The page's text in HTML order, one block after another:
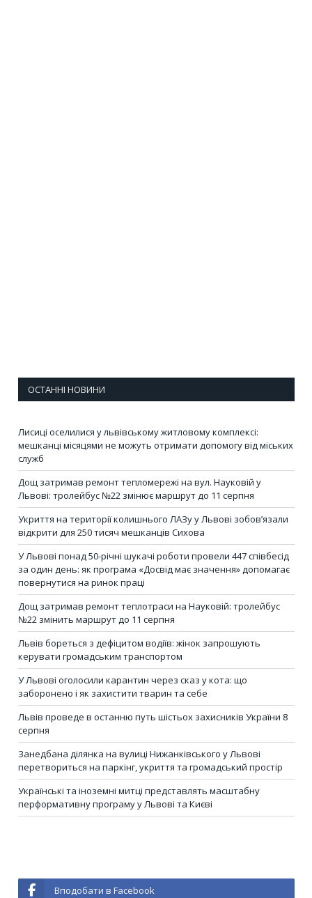
ОСТАННІ НОВИНИ
Лисиці оселилися у львівському житловому комплексі:
мешканці місяцями не можуть отримати допомогу від міських
служб
Дощ затримав ремонт тепломережі на вул. Науковій у
Львові: тролейбус №22 змінює маршрут до 11 серпня
Укриття на території колишнього ЛАЗу у Львові зобов’язали
відкрити для 250 тисяч мешканців Сихова
У Львові понад 50-річні шукачі роботи провели 447 співбесід
за один день: як програма «Досвід має значення» допомагає
повернутися на ринок праці
Дощ затримав ремонт теплотраси на Науковій: тролейбус
№22 змінить маршрут до 11 серпня
Львів бореться з дефіцитом водіїв: жінок запрошують
керувати громадським транспортом
У Львові оголосили карантин через сказ у кота: що
заборонено і як захистити тварин та себе
Львів проведе в останню путь шістьох захисників України 8
серпня
Занедбана ділянка на вулиці Нижанківського у Львові
перетвориться на паркінг, укриття та громадський простір
Українські та іноземні митці представлять масштабну
перформативну програму у Львові та Києві
Вподобати в Facebook